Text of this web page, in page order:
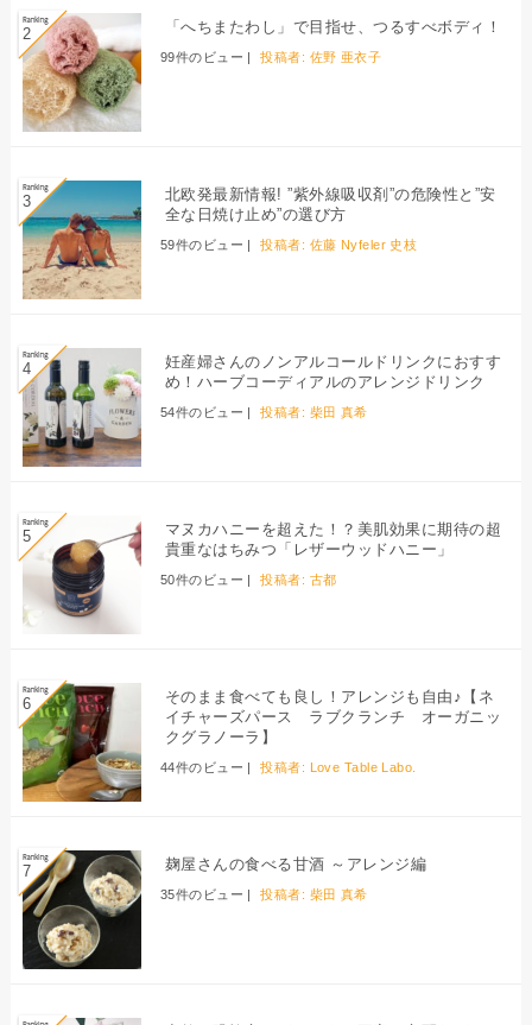
「へちまたわし」で目指せ、つるすべボディ！
99件のビュー | 投稿者: 佐野 亜衣子
北欧発最新情報! ”紫外線吸収剤”の危険性と”安
全な日焼け止め”の選び方
59件のビュー | 投稿者: 佐藤 Nyfeler 史枝
妊産婦さんのノンアルコールドリンクにおすす
め！ハーブコーディアルのアレンジドリンク
54件のビュー | 投稿者: 柴田 真希
マヌカハニーを超えた！？美肌効果に期待の超
貴重なはちみつ「レザーウッドハニー」
50件のビュー | 投稿者: 古都
そのまま食べても良し！アレンジも自由♪【ネ
イチャーズパース ラブクランチ オーガニッ
クグラノーラ】
44件のビュー | 投稿者: Love Table Labo.
麹屋さんの食べる甘酒 ～アレンジ編
35件のビュー | 投稿者: 柴田 真希